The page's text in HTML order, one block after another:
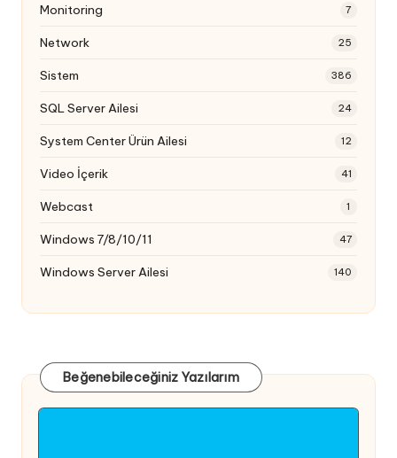
Monitoring 7
Network 25
Sistem 386
SQL Server Ailesi 24
System Center Ürün Ailesi 12
Video İçerik 41
Webcast 1
Windows 7/8/10/11 47
Windows Server Ailesi 140
Beğenebileceğiniz Yazılarım